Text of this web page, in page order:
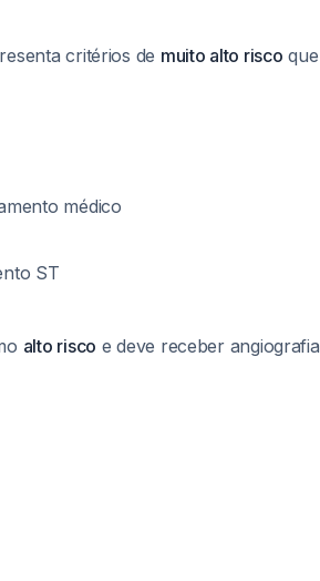
critérios de muito alto risco que
médico
ST
alto risco e deve receber angiografia